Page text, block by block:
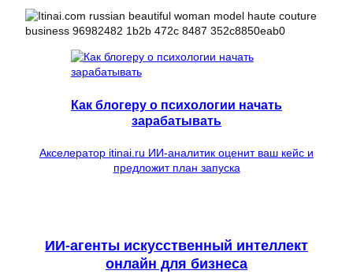
Как блогеру о психологии начать
зарабатывать
Акселератор itinai.ru ИИ-аналитик оценит ваш кейс и
предложит план запуска
ИИ-агенты искусственный интеллект
онлайн для бизнеса